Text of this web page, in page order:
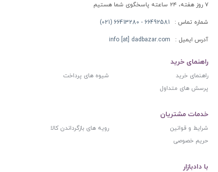
۷ روز هفته، ۲۴ ساعته پاسخگوی شما هستیم
شماره تماس : 66492581 - 66413280 (021)
آدرس ایمیل : info [at] dadbazar.com
راهنمای خرید
راهنمای خرید
شیوه های پرداخت
پرسش های متداول
خدمات مشتریان
شرایط و قوانین
رویه های بازگرداندن کالا
حریم خصوصی
با دادبازار